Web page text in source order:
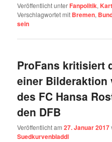
Veröffentlicht unter Fanpolitik,
Verschlagwortet mit Bremen,
sein
ProFans kritisiert
einer Bilderaktion
des FC Hansa
den DFB
Veröffentlicht am27. Januar 2017
Suedkurvenbladdl